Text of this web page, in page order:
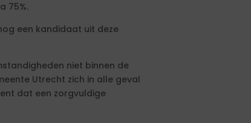
75%.
een kandidaat uit deze
niet binnen de
Utrecht zich in alle geval
dat een zorgvuldige